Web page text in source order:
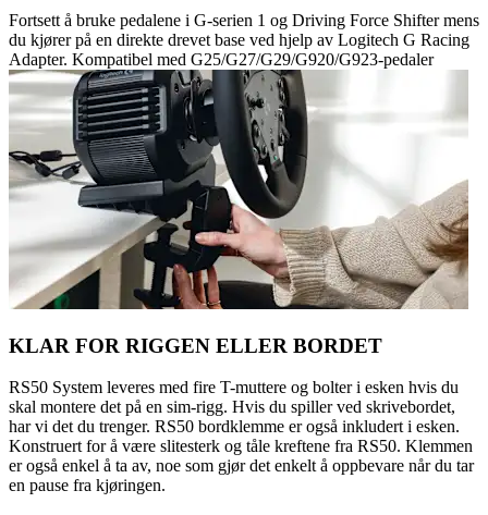
Fortsett å bruke pedalene i G-serien 1 og Driving Force Shifter mens
du kjører på en direkte drevet base ved hjelp av Logitech G Racing
Adapter. Kompatibel med G25/G27/G29/G920/G923-pedaler
KLAR FOR RIGGEN ELLER BORDET
RS50 System leveres med fire T-muttere og bolter i esken hvis du
skal montere det på en sim-rigg. Hvis du spiller ved skrivebordet,
har vi det du trenger. RS50 bordklemme er også inkludert i esken.
Konstruert for å være slitesterk og tåle kreftene fra RS50. Klemmen
er også enkel å ta av, noe som gjør det enkelt å oppbevare når du tar
en pause fra kjøringen.